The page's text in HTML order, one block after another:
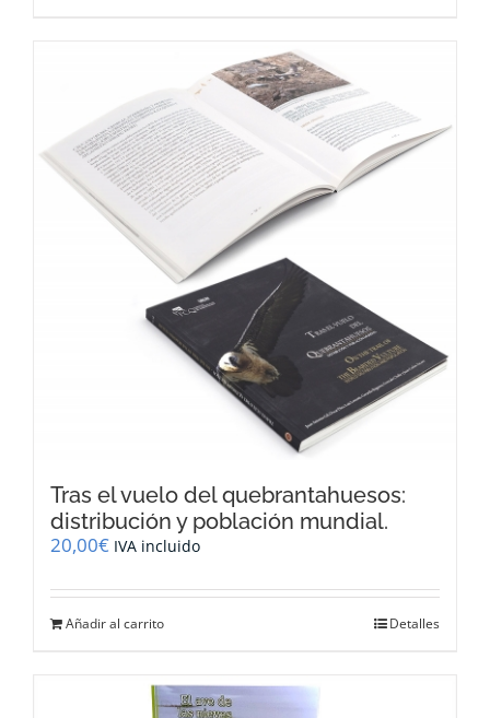
Tras el vuelo del quebrantahuesos:
distribución y población mundial.
20,00€ IVA incluido
Añadir al carrito Detalles